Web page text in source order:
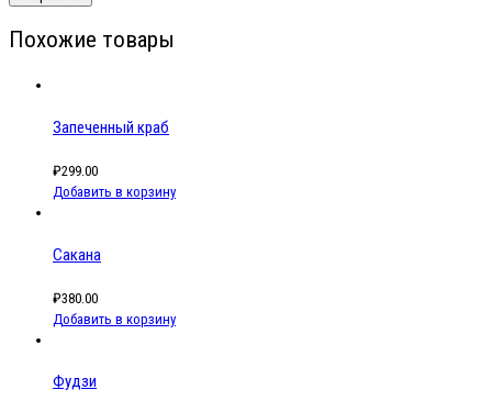
Похожие товары
Запеченный краб
₽299.00
Добавить в корзину
Сакана
₽380.00
Добавить в корзину
Фудзи